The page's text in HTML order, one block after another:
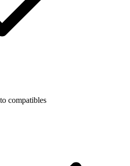
compatibles